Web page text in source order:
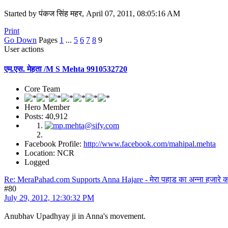
Started by पंकज सिंह महर, April 07, 2011, 08:05:16 AM
Print
Go Down Pages 1 ... 5 6 7 8 9
User actions
एम.एस. मेहता /M S Mehta 9910532720
Core Team
Hero Member
Posts: 40,912
Facebook Profile: http://www.facebook.com/mahipal.mehta
Location: NCR
Logged
Re: MeraPahad.com Supports Anna Hajare - मेरा पहाड का अन्ना हजारे
#80
July 29, 2012, 12:30:32 PM
Anubhav Upadhyay ji in Anna's movement.